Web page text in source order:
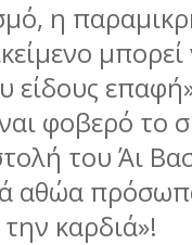
η
µπορεί
είδους
φοβερό το
του Άι
αθώα
την